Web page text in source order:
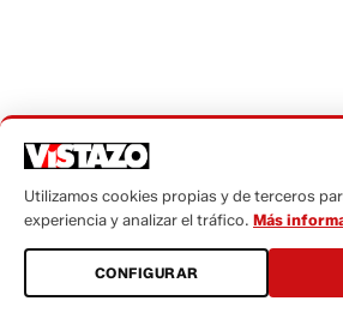
Utilizamos cookies propias y de terceros
experiencia y analizar el tráfico. Más
CONFIGURAR